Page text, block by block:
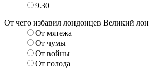
9.30
От чего избавил лондонцев Великий
От мятежа
От чумы
От войны
От голода